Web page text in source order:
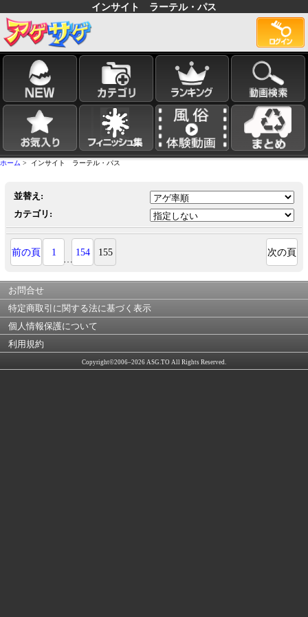
インサイト ラーテル・パス
ホーム > インサイト ラーテル・パス
並替え:
カテゴリ:
前の頁 1
…
154 155 次の頁
お問合せ
特定商取引に関する法に基づく表示
個人情報保護について
利用規約
Copyright©2006–2026 ASG.TO All Rights Reserved.